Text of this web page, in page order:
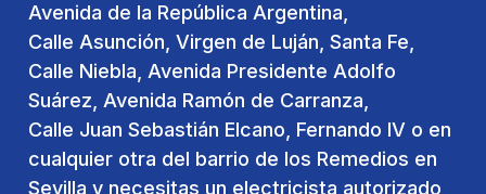
Avenida de la República Argentina,
Calle Asunción, Virgen de Luján, Santa Fe,
Calle Niebla, Avenida Presidente Adolfo
Suárez, Avenida Ramón de Carranza,
Calle Juan Sebastián Elcano, Fernando IV o en
cualquier otra del barrio de los Remedios en
Sevilla y necesitas un electricista autorizado